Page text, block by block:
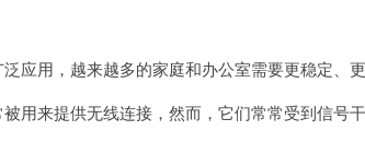
用，越来越多的家庭和办公室需要更稳定、更
来提供无线连接，然而，它们常常受到信号